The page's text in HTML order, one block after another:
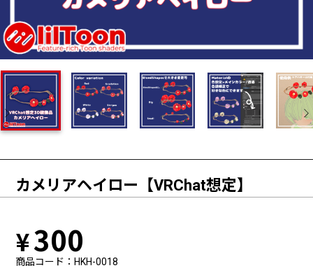
カメリアヘイロー【VRChat想定】
300
商品コード
HKH-0018